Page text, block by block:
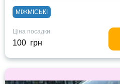
МІЖМІСЬКІ
Ціна посадки
100 грн